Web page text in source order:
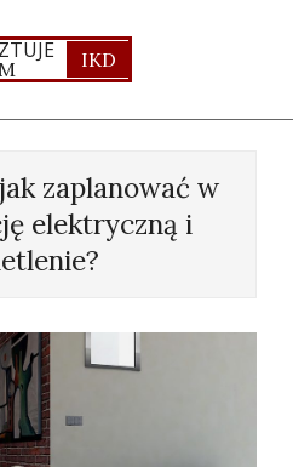
IKD
zaplanować w
elektryczną i